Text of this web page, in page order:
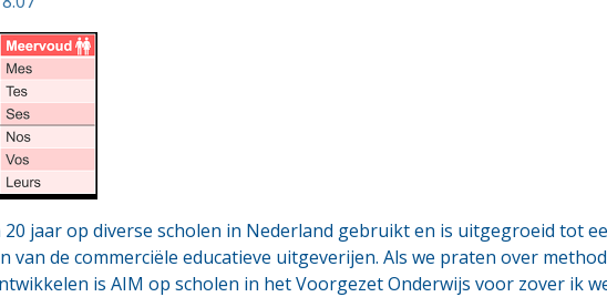
jaar op diverse scholen in Nederland gebruikt en is uitgegroeid tot
de commerciële educatieve uitgeverijen. Als we praten over
is AIM op scholen in het Voorgezet Onderwijs voor zover ik